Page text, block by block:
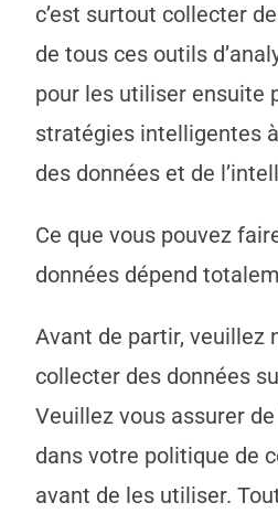
c’est surtout collecter
de tous ces outils
pour les utiliser ensuite
stratégies intelligentes à
des données et de
Ce que vous pouvez
données dépend
Avant de partir, veuillez
collecter des données
Veuillez vous assurer
dans votre politique de
avant de les utiliser.